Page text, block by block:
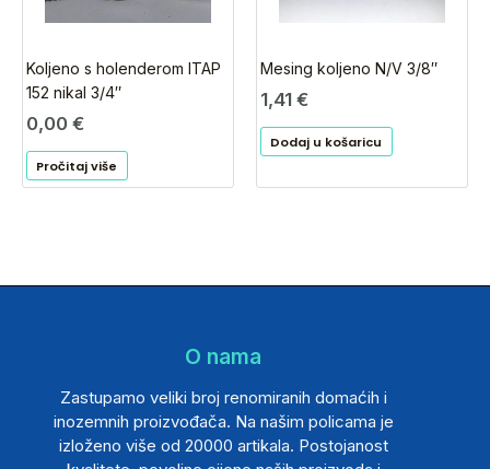
Koljeno s holenderom ITAP
152 nikal 3/4″
0,00 €
Pročitaj više
Mesing koljeno N/V 3/8″
1,41 €
Dodaj u košaricu
O nama
Zastupamo veliki broj renomiranih domaćih i
inozemnih proizvođača. Na našim policama je
izloženo više od 20000 artikala. Postojanost